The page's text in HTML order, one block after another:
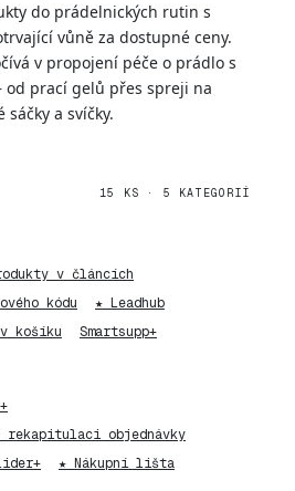
do prádelnických rutin s
vůně za dostupné ceny.
v propojení péče o prádlo s
od prací gelů přes spreji na
a svíčky.
15 KS · 5 KATEGORIÍ
v článcích
kódu
★ Leadhub
košíku
Smartsupp+
rekapitulaci objednávky
★ Nákupní lišta